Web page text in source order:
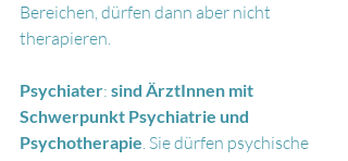
Bereichen, dürfen dann aber nicht
therapieren.
Psychiater: sind ÄrztInnen mit
Schwerpunkt Psychiatrie und
Psychotherapie. Sie dürfen psychische